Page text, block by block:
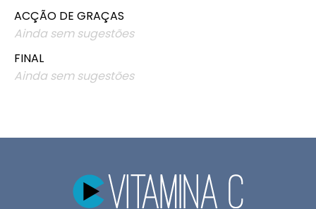
ACÇÃO DE GRAÇAS
Ainda sem sugestões
FINAL
Ainda sem sugestões